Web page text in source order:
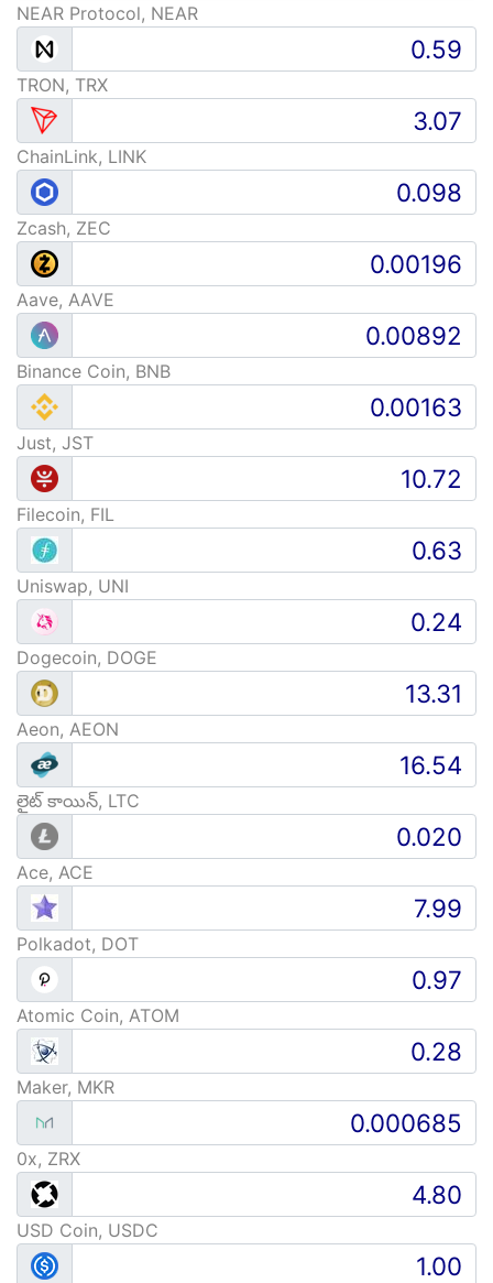
NEAR Protocol, NEAR
TRON, TRX
ChainLink, LINK
Zcash, ZEC
Aave, AAVE
Binance Coin, BNB
Just, JST
Filecoin, FIL
Uniswap, UNI
Dogecoin, DOGE
Aeon, AEON
లైట్ కాయిన్, LTC
Ace, ACE
Polkadot, DOT
Atomic Coin, ATOM
Maker, MKR
0x, ZRX
USD Coin, USDC